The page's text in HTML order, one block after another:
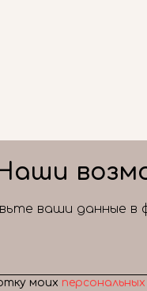
моих
ваши данные в